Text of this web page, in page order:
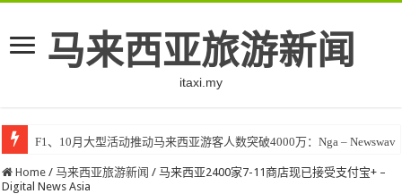
马来西亚旅游新闻
itaxi.my
F1、10月大型活动推动马来西亚游客人数突破4000万：Nga – Newswav
Home / 马来西亚旅游新闻 / 马来西亚2400家7-11商店现已接受支付宝+ –
Digital News Asia